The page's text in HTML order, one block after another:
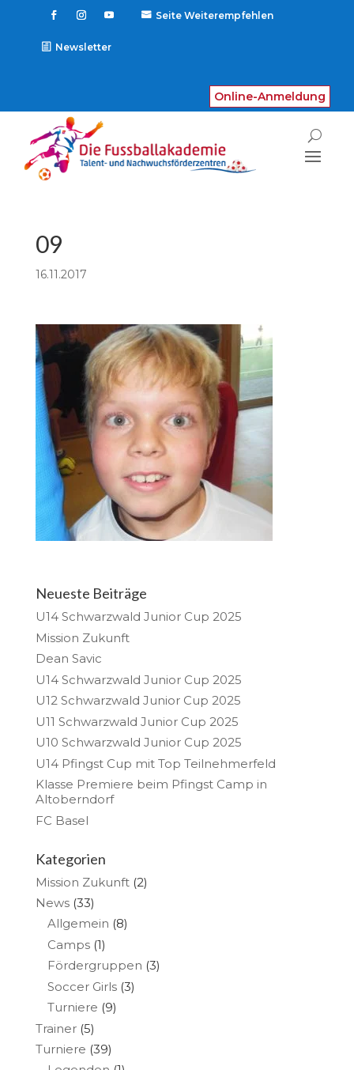
Seite Weiterempfehlen
Newsletter
Online-Anmeldung
09
16.11.2017
Neueste Beiträge
U14 Schwarzwald Junior Cup 2025
Mission Zukunft
Dean Savic
U14 Schwarzwald Junior Cup 2025
U12 Schwarzwald Junior Cup 2025
U11 Schwarzwald Junior Cup 2025
U10 Schwarzwald Junior Cup 2025
U14 Pfingst Cup mit Top Teilnehmerfeld
Klasse Premiere beim Pfingst Camp in
Altoberndorf
FC Basel
Kategorien
Mission Zukunft(2)
News(33)
Allgemein (8)
Camps(1)
Fördergruppen (3)
Soccer Girls(3)
Turniere (9)
Trainer(5)
Turniere (39)